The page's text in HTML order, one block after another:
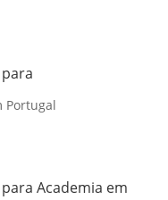
Portugal
Academia em